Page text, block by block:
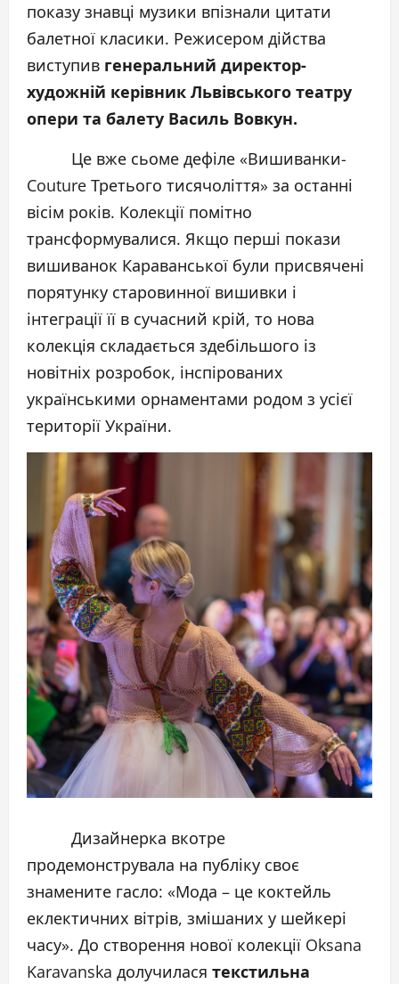
показу знавці музики впізнали цитати
балетної класики. Режисером дійства
виступив генеральний директор-
художній керівник Львівського театру
опери та балету Василь Вовкун.
Це вже сьоме дефіле «Вишиванки-
Couture Третього тисячоліття» за останні
вісім років. Колекції помітно
трансформувалися. Якщо перші покази
вишиванок Караванської були присвячені
порятунку старовинної вишивки і
інтеграції її в сучасний крій, то нова
колекція складається здебільшого із
новітніх розробок, інспірованих
українськими орнаментами родом з усієї
території України.
Дизайнерка вкотре
продемонструвала на публіку своє
знамените гасло: «Мода – це коктейль
еклектичних вітрів, змішаних у шейкері
часу». До створення нової колекції Oksana
Karavanska долучилася текстильна